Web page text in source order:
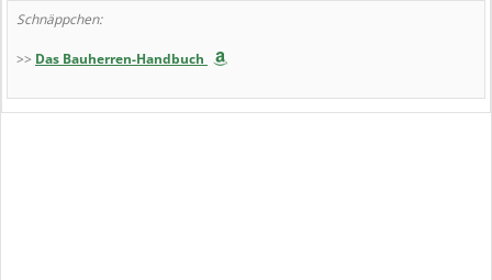
Schnäppchen:
>> Das Bauherren-Handbuch